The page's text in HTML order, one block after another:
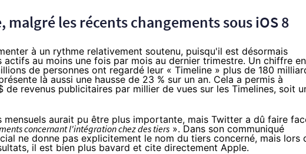
malgré les récents changements sousiOS 8
à un rythme relativement soutenu, puisqu'il est désormais
au moins une fois par mois au dernier trimestre. Un chiffre en
de personnes ont regardé leur « Timeline » plus de 180
là aussi une hausse de 23 % sur un an. Cela a permis à
revenus publicitaires par millier de vues sur les Timelines, soit
aurait pu être plus importante, mais Twitter a dû faire
concernant l'intégration chez des tiers ». Dans son communiqué
ne donne pas explicitement le nom du tiers concerné, mais lors
il est bien plus bavard et cite directement Apple.